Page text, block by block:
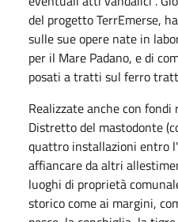
del progetto TerrEmerse,
sulle sue opere nate in
per il Mare Padano, e di
posati a tratti sul ferro
Realizzate anche con fondi
Distretto del mastodonte
quattro installazioni entro
affiancare da altri
luoghi di proprietà
storico come ai margini,